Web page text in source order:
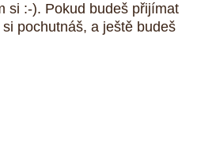
si :-). Pokud budeš přijímat
pochutnáš, a ještě budeš